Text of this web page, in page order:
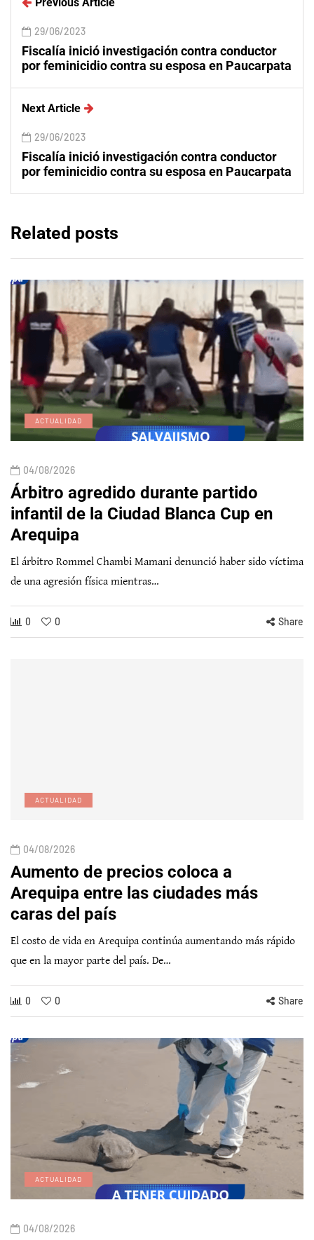
29/06/2023
Fiscalía inició investigación contra conductor
por feminicidio contra su esposa en Paucarpata
Next Article
29/06/2023
Fiscalía inició investigación contra conductor
por feminicidio contra su esposa en Paucarpata
Related posts
ACTUALIDAD
04/08/2026
Árbitro agredido durante partido
infantil de la Ciudad Blanca Cup en
Arequipa
El árbitro Rommel Chambi Mamani denunció haber sido víctima
de una agresión física mientras…
0 0 Share
ACTUALIDAD
04/08/2026
Aumento de precios coloca a
Arequipa entre las ciudades más
caras del país
El costo de vida en Arequipa continúa aumentando más rápido
que en la mayor parte del país. De…
0 0 Share
ACTUALIDAD
04/08/2026